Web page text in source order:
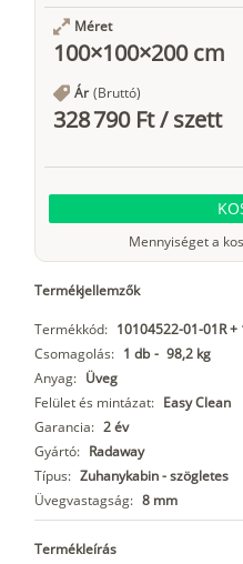
Méret
100×100×200 cm
Ár (Bruttó)
328 790 Ft/szett
Mennyiséget a
Termékjellemzők
Termékkód: 10104522-01-01R
Csomagolás: 1 db - 98,2 kg
Anyag: Üveg
Felület és mintázat: Easy Clean
Garancia: 2 év
Gyártó: Radaway
Típus: Zuhanykabin - szögletes
Üvegvastagság: 8 mm
Termékleírás